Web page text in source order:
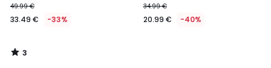
49.99 €
33.49 € -33%
3
/
34.99 €
20.99 € -40%